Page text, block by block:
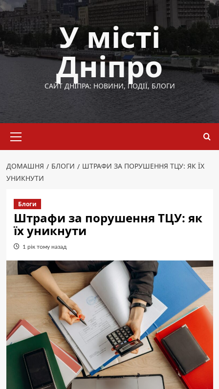
Перейти
до
вмісту
У місті
Дніпро
САЙТ ДНІПРА: НОВИНИ, ПОДІЇ, БЛОГИ
меню
ДОМАШНЯ БЛОГИ
ШТРАФИ ЗА ПОРУШЕННЯ ТЦУ: ЯК ЇХ
УНИКНУТИ
Блоги
Штрафи за порушення ТЦУ: як
їх уникнути
1 рік тому назад